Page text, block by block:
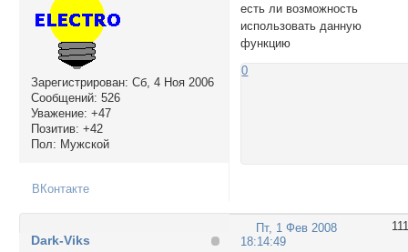
Зарегистрирован: Сб, 4 Ноя 2006
Сообщений: 526
Уважение: +47
Позитив: +42
Пол: Мужской
есть ли возможность
использовать данную
функцию
0
ВКонтакте
111
Пт, 1 Фев 2008
18:14:49
Dark-Viks